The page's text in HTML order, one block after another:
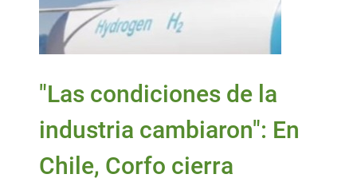
"Las condiciones de la
industria cambiaron": En
Chile, Corfo cierra